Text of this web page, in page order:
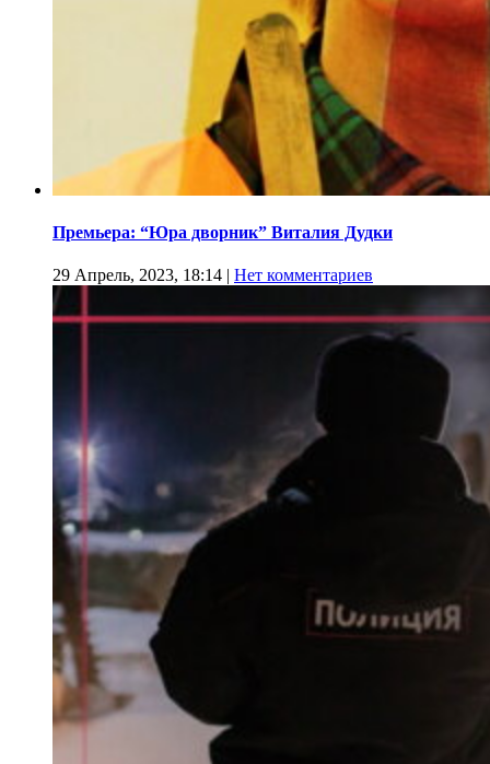
Премьера: “Юра дворник” Виталия Дудки
29 Апрель, 2023, 18:14 | Нет комментариев